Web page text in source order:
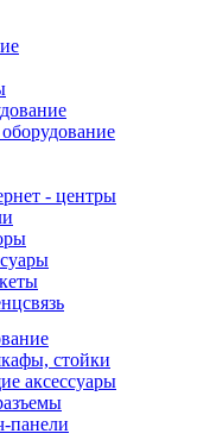
- центры
стойки
аксессуары
панели